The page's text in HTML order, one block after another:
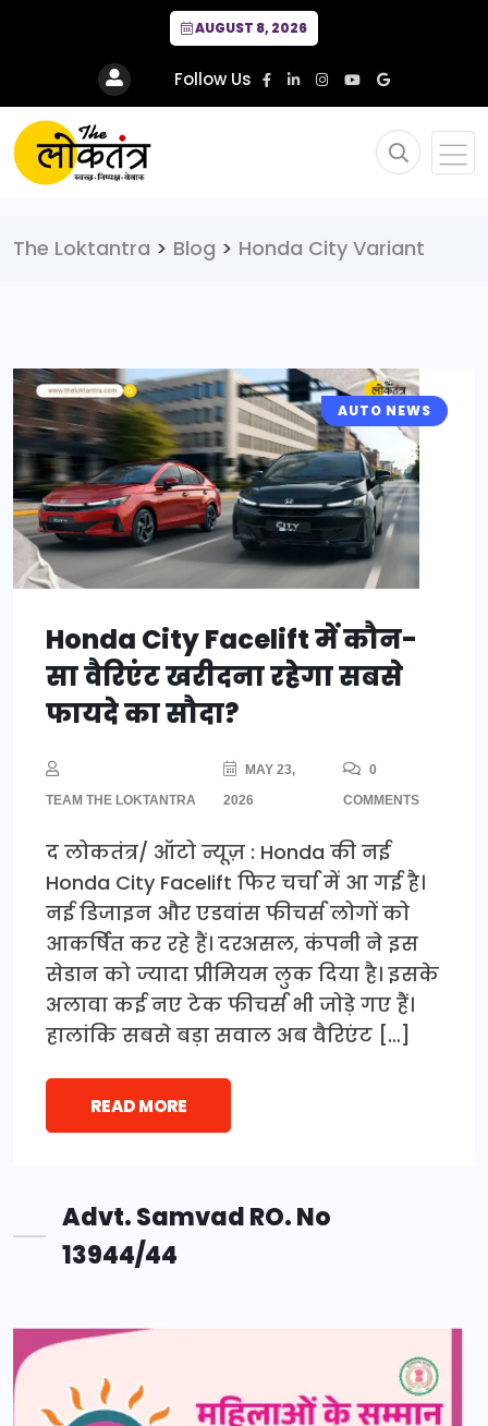
AUGUST 8, 2026
Follow Us
The Loktantra > Blog > Honda City Variant
AUTO NEWS
Honda City Facelift में कौन-
सा वैरिएंट खरीदना रहेगा सबसे
फायदे का सौदा?
TEAM THE LOKTANTRA
MAY 23,
2026
0
COMMENTS
द लोकतंत्र/ ऑटो न्यूज़ : Honda की नई
Honda City Facelift फिर चर्चा में आ गई है।
नई डिजाइन और एडवांस फीचर्स लोगों को
आकर्षित कर रहे हैं। दरअसल, कंपनी ने इस
सेडान को ज्यादा प्रीमियम लुक दिया है। इसके
अलावा कई नए टेक फीचर्स भी जोड़े गए हैं।
हालांकि सबसे बड़ा सवाल अब वैरिएंट […]
READ MORE
Advt. Samvad RO. No
13944/44